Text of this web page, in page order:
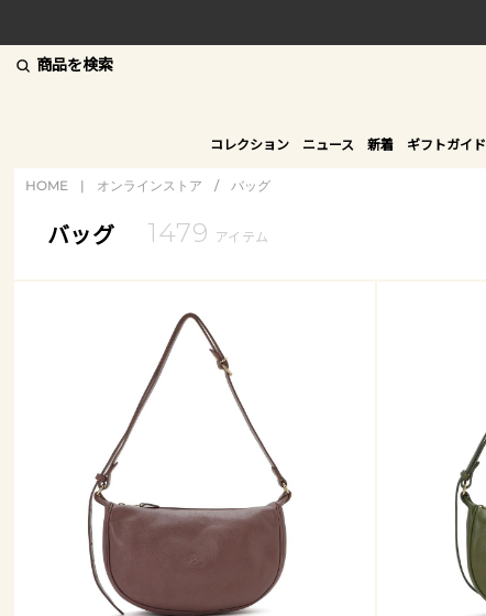
商品を検索
コレクション ニュース 新着 ギフトガイド
HOME | オンラインストア / バッグ
バッグ 1479 アイテム